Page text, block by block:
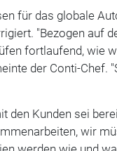
für das globale
"Bezogen auf
fortlaufend, wie
der Conti-Chef.
den Kunden sei
wir